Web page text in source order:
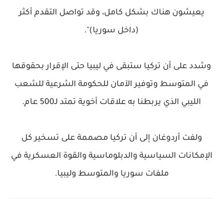
يعيشون هناك بشكل كامل، وقد تواصل التقدم أكثر
(داخل سوريا)".
وشدد على أن تركيا ستبقى في ليبيا حتى الإقرار بحقوقها
في المتوسط وتوفير الآمان للحكومة الشرعية للشعب
الليبي الذي يربطنا به علاقات أخوية تمتد لـ500 عام.
ولفت أردوغان إلى أن تركيا مصممة على تسخير كل
الإمكانات السياسية والدبلوماسية والقوة العسكرية في
ملفات سوريا والمتوسط وليبيا.